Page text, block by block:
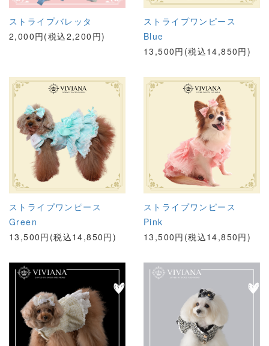
ストライプバレッタ
2,000円(税込2,200円)
ストライプワンピース
Blue
13,500円(税込14,850円)
ストライプワンピース
Green
13,500円(税込14,850円)
ストライプワンピース
Pink
13,500円(税込14,850円)